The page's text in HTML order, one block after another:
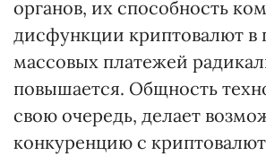
органов, их способность
дисфункции криптовалют в
массовых платежей
повышается. Общность
свою очередь, делает
конкуренцию с